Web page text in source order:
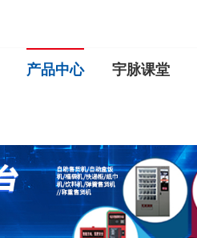
产品中心 宇脉课堂